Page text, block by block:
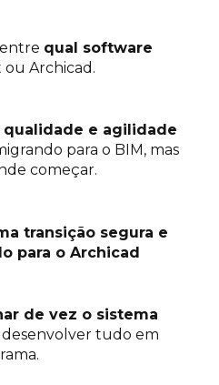
qualidade e agilidade
para o BIM, mas
começar.
qual software
Archicad.
de vez o sistema
desenvolver tudo em
transição segura e
para o Archicad